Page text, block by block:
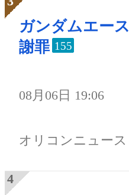
ガンダムエー
謝罪 155
08月06日 19:06
オリコンニュース